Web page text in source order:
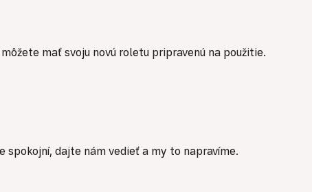
mať svoju novú roletu pripravenú na použitie.
dajte nám vedieť a my to napravíme.